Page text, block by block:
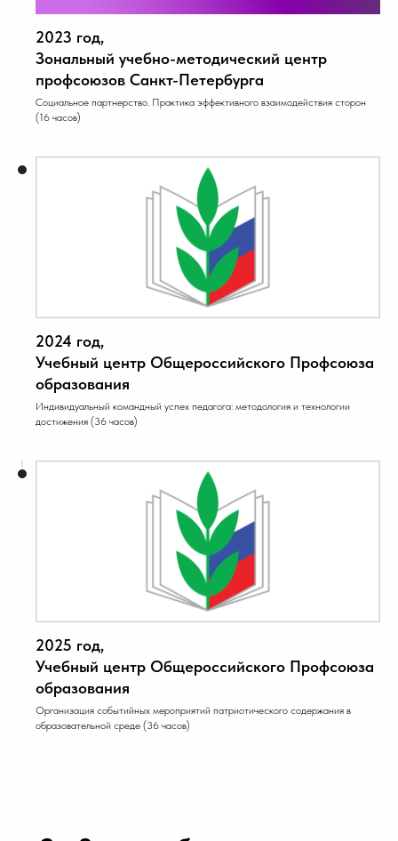
2023 год,
Зональный учебно-методический центр
профсоюзов Санкт-Петербурга
Социальное партнерство. Практика эффективного взаимодействия сторон
(16 часов)
2024 год,
Учебный центр Общероссийского Профсоюза
образования
Индивидуальный командный успех педагога: методология и технологии
достижения (36 часов)
2025 год,
Учебный центр Общероссийского Профсоюза
образования
Организация событийных мероприятий патриотического содержания в
образовательной среде (36 часов)